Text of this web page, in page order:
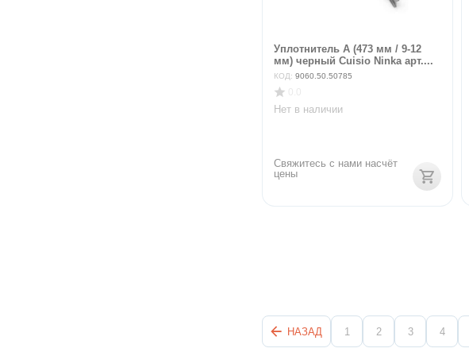
Уплотнитель А (473 мм / 9-12
мм) черный Cuisio Ninka арт....
КОД: 9060.50.50785
Нет в наличии
Свяжитесь с нами насчёт
цены
НАЗАД 1 2 3 4